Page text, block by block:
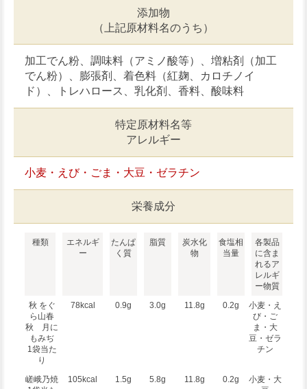
添加物
（上記原材料名のうち）
加工でん粉、調味料（アミノ酸等）、増粘剤（加工
でん粉）、膨張剤、着色料（紅麹、カロチノイ
ド）、トレハロース、乳化剤、香料、酸味料
特定原材料名等
アレルギー
小麦・えび・ごま・大豆・ゼラチン
栄養成分
種類
エネルギ
ー
たんぱ
く質
脂質
炭水化
物
食塩相
当量
各製品
に含ま
れるア
レルギ
ー物質
秋 をぐ
ら山春
秋 月に
もみぢ
1袋当た
り
78kcal 0.9g 3.0g 11.8g 0.2g
小麦・え
び・ご
ま・大
豆・ゼラ
チン
嵯峨乃焼
105kcal 1.5g 5.8g 11.8g 0.2g
小麦・大